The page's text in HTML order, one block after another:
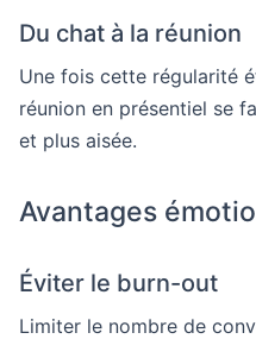
Du chat à la réunion
Une fois cette régularité
réunion en présentiel se
et plus aisée.
Avantages
Éviter le burn-out
Limiter le nombre de